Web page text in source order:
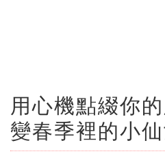
用心機點綴你
變春季裡的小